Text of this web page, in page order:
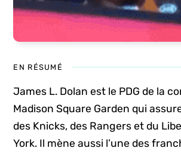
EN RÉSUMÉ
James L. Dolan est le PDG de la
Madison Square Garden qui
des Knicks, des Rangers et du
York. Il mène aussi l’une des